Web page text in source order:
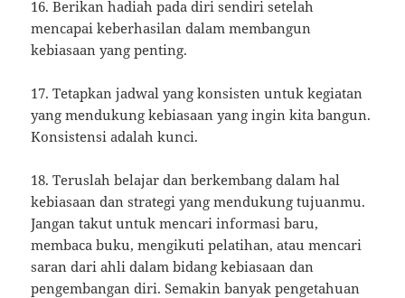
16. Berikan hadiah pada diri sendiri setelah
mencapai keberhasilan dalam membangun
kebiasaan yang penting.
17. Tetapkan jadwal yang konsisten untuk kegiatan
yang mendukung kebiasaan yang ingin kita bangun.
Konsistensi adalah kunci.
18. Teruslah belajar dan berkembang dalam hal
kebiasaan dan strategi yang mendukung tujuanmu.
Jangan takut untuk mencari informasi baru,
membaca buku, mengikuti pelatihan, atau mencari
saran dari ahli dalam bidang kebiasaan dan
pengembangan diri. Semakin banyak pengetahuan